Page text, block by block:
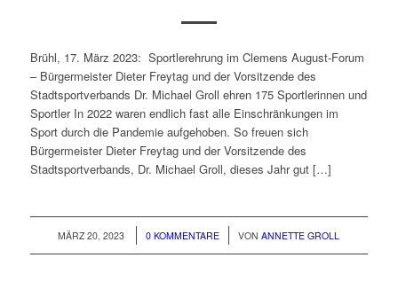
Brühl, 17. März 2023: Sportlerehrung im Clemens August-Forum
– Bürgermeister Dieter Freytag und der Vorsitzende des
Stadtsportverbands Dr. Michael Groll ehren 175 Sportlerinnen und
Sportler In 2022 waren endlich fast alle Einschränkungen im
Sport durch die Pandemie aufgehoben. So freuen sich
Bürgermeister Dieter Freytag und der Vorsitzende des
Stadtsportverbands, Dr. Michael Groll, dieses Jahr gut […]
MÄRZ 20, 2023
/ 0 KOMMENTARE
/ VONANNETTE GROLL